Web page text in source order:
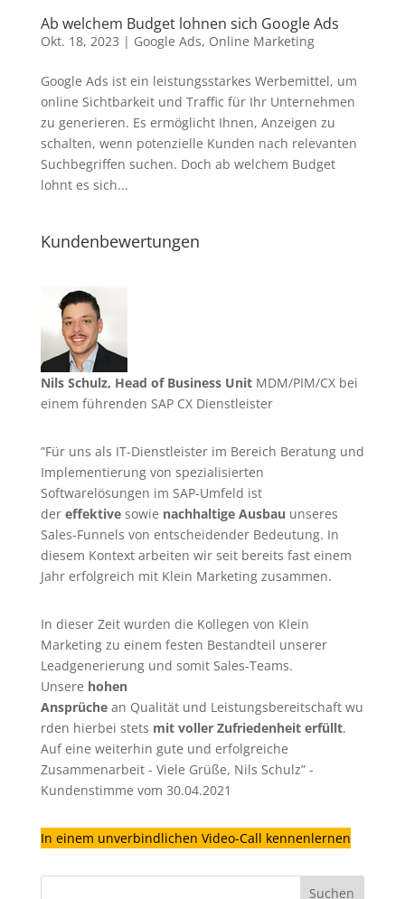
Ab welchem Budget lohnen sich Google Ads
Okt. 18, 2023 | Google Ads, Online Marketing
Google Ads ist ein leistungsstarkes Werbemittel, um
online Sichtbarkeit und Traffic für Ihr Unternehmen
zu generieren. Es ermöglicht Ihnen, Anzeigen zu
schalten, wenn potenzielle Kunden nach relevanten
Suchbegriffen suchen. Doch ab welchem Budget
lohnt es sich...
Kundenbewertungen
Nils Schulz, Head of Business UnitMDM/PIM/CX bei
einem führenden SAP CX Dienstleister
”Für uns als IT-Dienstleister im Bereich Beratung und
Implementierung von spezialisierten
Softwarelösungen im SAP-Umfeld ist
der effektive sowie nachhaltige Ausbau unseres
Sales-Funnels von entscheidender Bedeutung. In
diesem Kontext arbeiten wir seit bereits fast einem
Jahr erfolgreich mit Klein Marketing zusammen.
In dieser Zeit wurden die Kollegen von Klein
Marketing zu einem festen Bestandteil unserer
Leadgenerierungund somit Sales-Teams.
Unsere hohen
Ansprüchean Qualität und Leistungsbereitschaft wu
rden hierbei stets mit voller Zufriedenheit erfüllt.
Auf eine weiterhin gute und erfolgreiche
Zusammenarbeit - Viele Grüße, Nils Schulz” -
Kundenstimme vom 30.04.2021
In einem unverbindlichen Video-Call kennenlernen